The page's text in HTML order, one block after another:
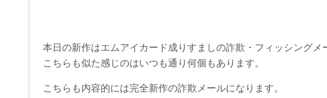
本日の新作はエムアイカード成りすましの詐欺・フィッシングメ
こちらも似た感じのはいつも通り何個もあります。
こちらも内容的には完全新作の詐欺メールになります。